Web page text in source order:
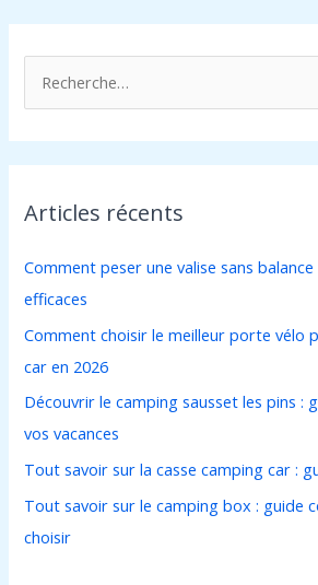
e
c
e
c
h
e
r
:
Articles récents
Comment peser une valise sans
efficaces
Comment choisir le meilleur porte vélo
car en 2026
Découvrir le camping sausset les pins :
vos vacances
Tout savoir sur la casse camping car :
Tout savoir sur le camping box : guide
choisir